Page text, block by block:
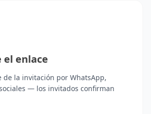
el enlace
de la invitación por WhatsApp,
— los invitados confirman